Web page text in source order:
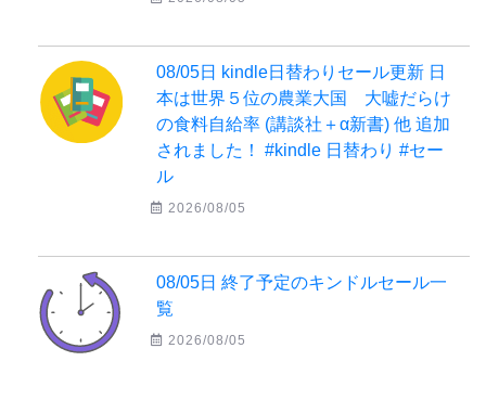
08/05日 kindle日替わりセール更新 日
本は世界５位の農業大国 大嘘だらけ
の食料自給率 (講談社＋α新書) 他 追加
されました！ #kindle 日替わり #セー
ル
2026/08/05
08/05日 終了予定のキンドルセール一
覧
2026/08/05